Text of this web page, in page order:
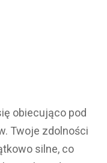
obiecująco pod
Twoje zdolności
silne, co